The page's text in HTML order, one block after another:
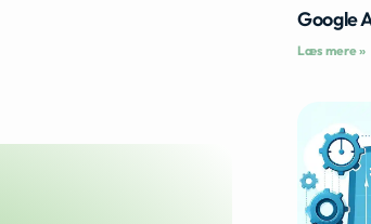
Google
Læs mere »